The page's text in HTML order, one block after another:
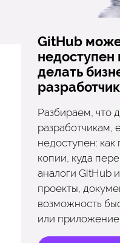
GitHub
недоступен
делать
Разбираем, что
разработчикам,
недоступен: как
копии, куда
аналоги GitHub
проекты,
возможность
или приложение.